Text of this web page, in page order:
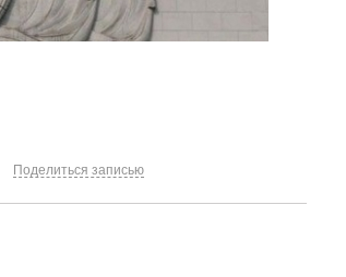
Поделиться записью